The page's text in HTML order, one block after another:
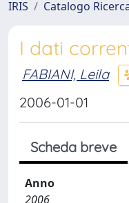
IRIS Catalogo
I dati
FABIANI, Leila
2006-01-01
Scheda breve
Anno
2006